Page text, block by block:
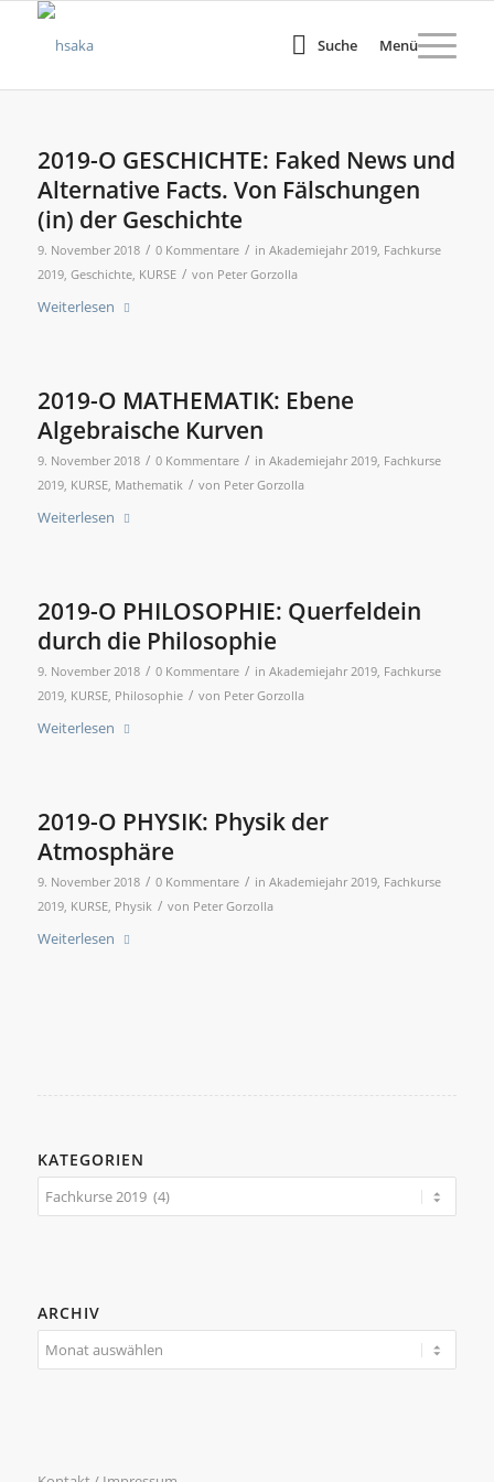
Suche Menü
2019-O GESCHICHTE: Faked News und
Alternative Facts. Von Fälschungen
(in) der Geschichte
9. November 2018 / 0 Kommentare / in Akademiejahr 2019, Fachkurse
2019, Geschichte, KURSE / von Peter Gorzolla
Weiterlesen
2019-O MATHEMATIK: Ebene
Algebraische Kurven
9. November 2018 / 0 Kommentare / in Akademiejahr 2019, Fachkurse
2019, KURSE, Mathematik / von Peter Gorzolla
Weiterlesen
2019-O PHILOSOPHIE: Querfeldein
durch die Philosophie
9. November 2018 / 0 Kommentare / in Akademiejahr 2019, Fachkurse
2019, KURSE, Philosophie / von Peter Gorzolla
Weiterlesen
2019-O PHYSIK: Physik der
Atmosphäre
9. November 2018 / 0 Kommentare / in Akademiejahr 2019, Fachkurse
2019, KURSE, Physik / von Peter Gorzolla
Weiterlesen
KATEGORIEN
Kategorien
ARCHIV